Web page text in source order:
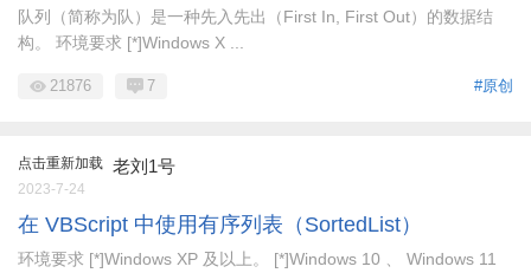
队列（简称为队）是一种先入先出（First In, First Out）的数据结
构。 环境要求 [*]Windows X ...
#原创
21876 7
点击重新加载 老刘1号
2023-7-24
在 VBScript 中使用有序列表（SortedList）
环境要求 [*]Windows XP 及以上。 [*]Windows 10 、 Windows 11